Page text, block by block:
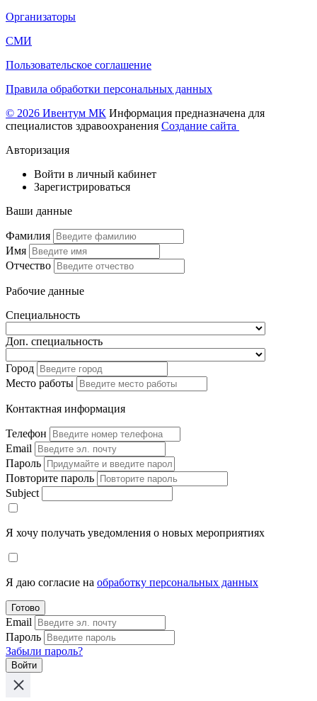
Организаторы
СМИ
Пользовательское соглашение
Правила обработки персональных данных
© 2026 Ивентум МК Информация предназначена для
специалистов здравоохранения Создание сайта
Авторизация
Войти в личный кабинет
Зарегистрироваться
Ваши данные
Фамилия
Имя
Отчество
Рабочие данные
Специальность
Доп. специальность
Город
Место работы
Контактная информация
Телефон
Email
Пароль
Повторите пароль
Subject
Я хочу получать уведомления о новых мероприятиях
Я даю согласие на обработку персональных данных
Готово
Email
Пароль
Забыли пароль?
Войти